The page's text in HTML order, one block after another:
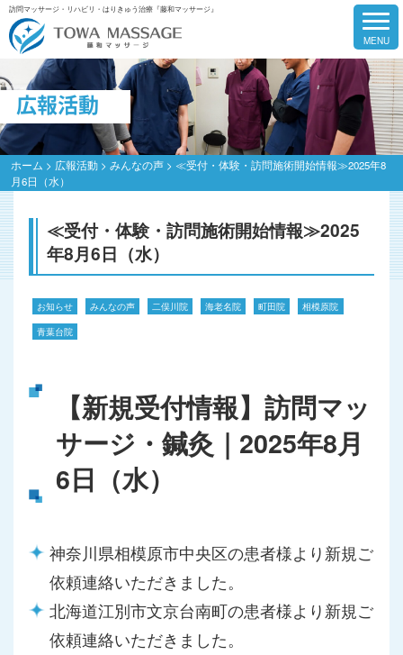
訪問マッサージ・リハビリ・はりきゅう治療『藤和マッサージ』
広報活動
ホーム > 広報活動> みんなの声> ≪受付・体験・訪問施術開始情報≫2025年8
月6日（水）
≪受付・体験・訪問施術開始情報≫2025
年8月6日（水）
お知らせ みんなの声 二俣川院 海老名院 町田院
相模原院
青葉台院
【新規受付情報】訪問マッ
サージ・鍼灸｜2025年8月
6日（水）
神奈川県相模原市中央区の患者様より新規ご
依頼連絡いただきました。
北海道江別市文京台南町の患者様より新規ご
依頼連絡いただきました。